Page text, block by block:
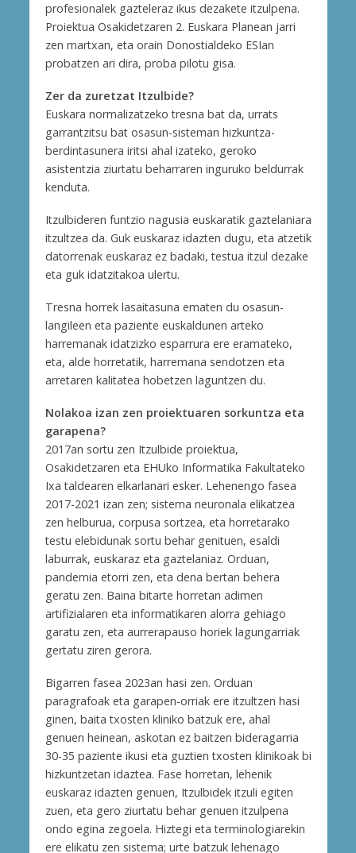
profesionalek gazteleraz ikus dezakete itzulpena.
Proiektua Osakidetzaren 2. Euskara Planean jarri
zen martxan, eta orain Donostialdeko ESIan
probatzen ari dira, proba pilotu gisa.
Zer da zuretzat Itzulbide?
Euskara normalizatzeko tresna bat da, urrats
garrantzitsu bat osasun-sisteman hizkuntza-
berdintasunera iritsi ahal izateko, geroko
asistentzia ziurtatu beharraren inguruko beldurrak
kenduta.
Itzulbideren funtzio nagusia euskaratik gaztelaniara
itzultzea da. Guk euskaraz idazten dugu, eta atzetik
datorrenak euskaraz ez badaki, testua itzul dezake
eta guk idatzitakoa ulertu.
Tresna horrek lasaitasuna ematen du osasun-
langileen eta paziente euskaldunen arteko
harremanak idatzizko esparrura ere eramateko,
eta, alde horretatik, harremana sendotzen eta
arretaren kalitatea hobetzen laguntzen du.
Nolakoa izan zen proiektuaren sorkuntza eta
garapena?
2017an sortu zen Itzulbide proiektua,
Osakidetzaren eta EHUko Informatika Fakultateko
Ixa taldearen elkarlanari esker. Lehenengo fasea
2017-2021 izan zen; sistema neuronala elikatzea
zen helburua, corpusa sortzea, eta horretarako
testu elebidunak sortu behar genituen, esaldi
laburrak, euskaraz eta gaztelaniaz. Orduan,
pandemia etorri zen, eta dena bertan behera
geratu zen. Baina bitarte horretan adimen
artifizialaren eta informatikaren alorra gehiago
garatu zen, eta aurrerapauso horiek lagungarriak
gertatu ziren gerora.
Bigarren fasea 2023an hasi zen. Orduan
paragrafoak eta garapen-orriak ere itzultzen hasi
ginen, baita txosten kliniko batzuk ere, ahal
genuen heinean, askotan ez baitzen bideragarria
30-35 paziente ikusi eta guztien txosten klinikoak bi
hizkuntzetan idaztea. Fase horretan, lehenik
euskaraz idazten genuen, Itzulbidek itzuli egiten
zuen, eta gero ziurtatu behar genuen itzulpena
ondo egina zegoela. Hiztegi eta terminologiarekin
ere elikatu zen sistema; urte batzuk lehenago